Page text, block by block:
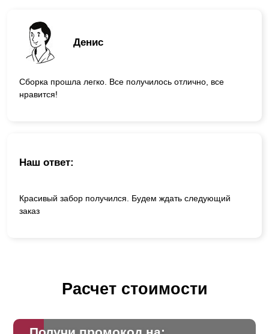
Денис
Сборка прошла легко. Все получилось отлично, все
нравится!
Наш ответ:
Красивый забор получился. Будем ждать следующий
заказ
Расчет стоимости